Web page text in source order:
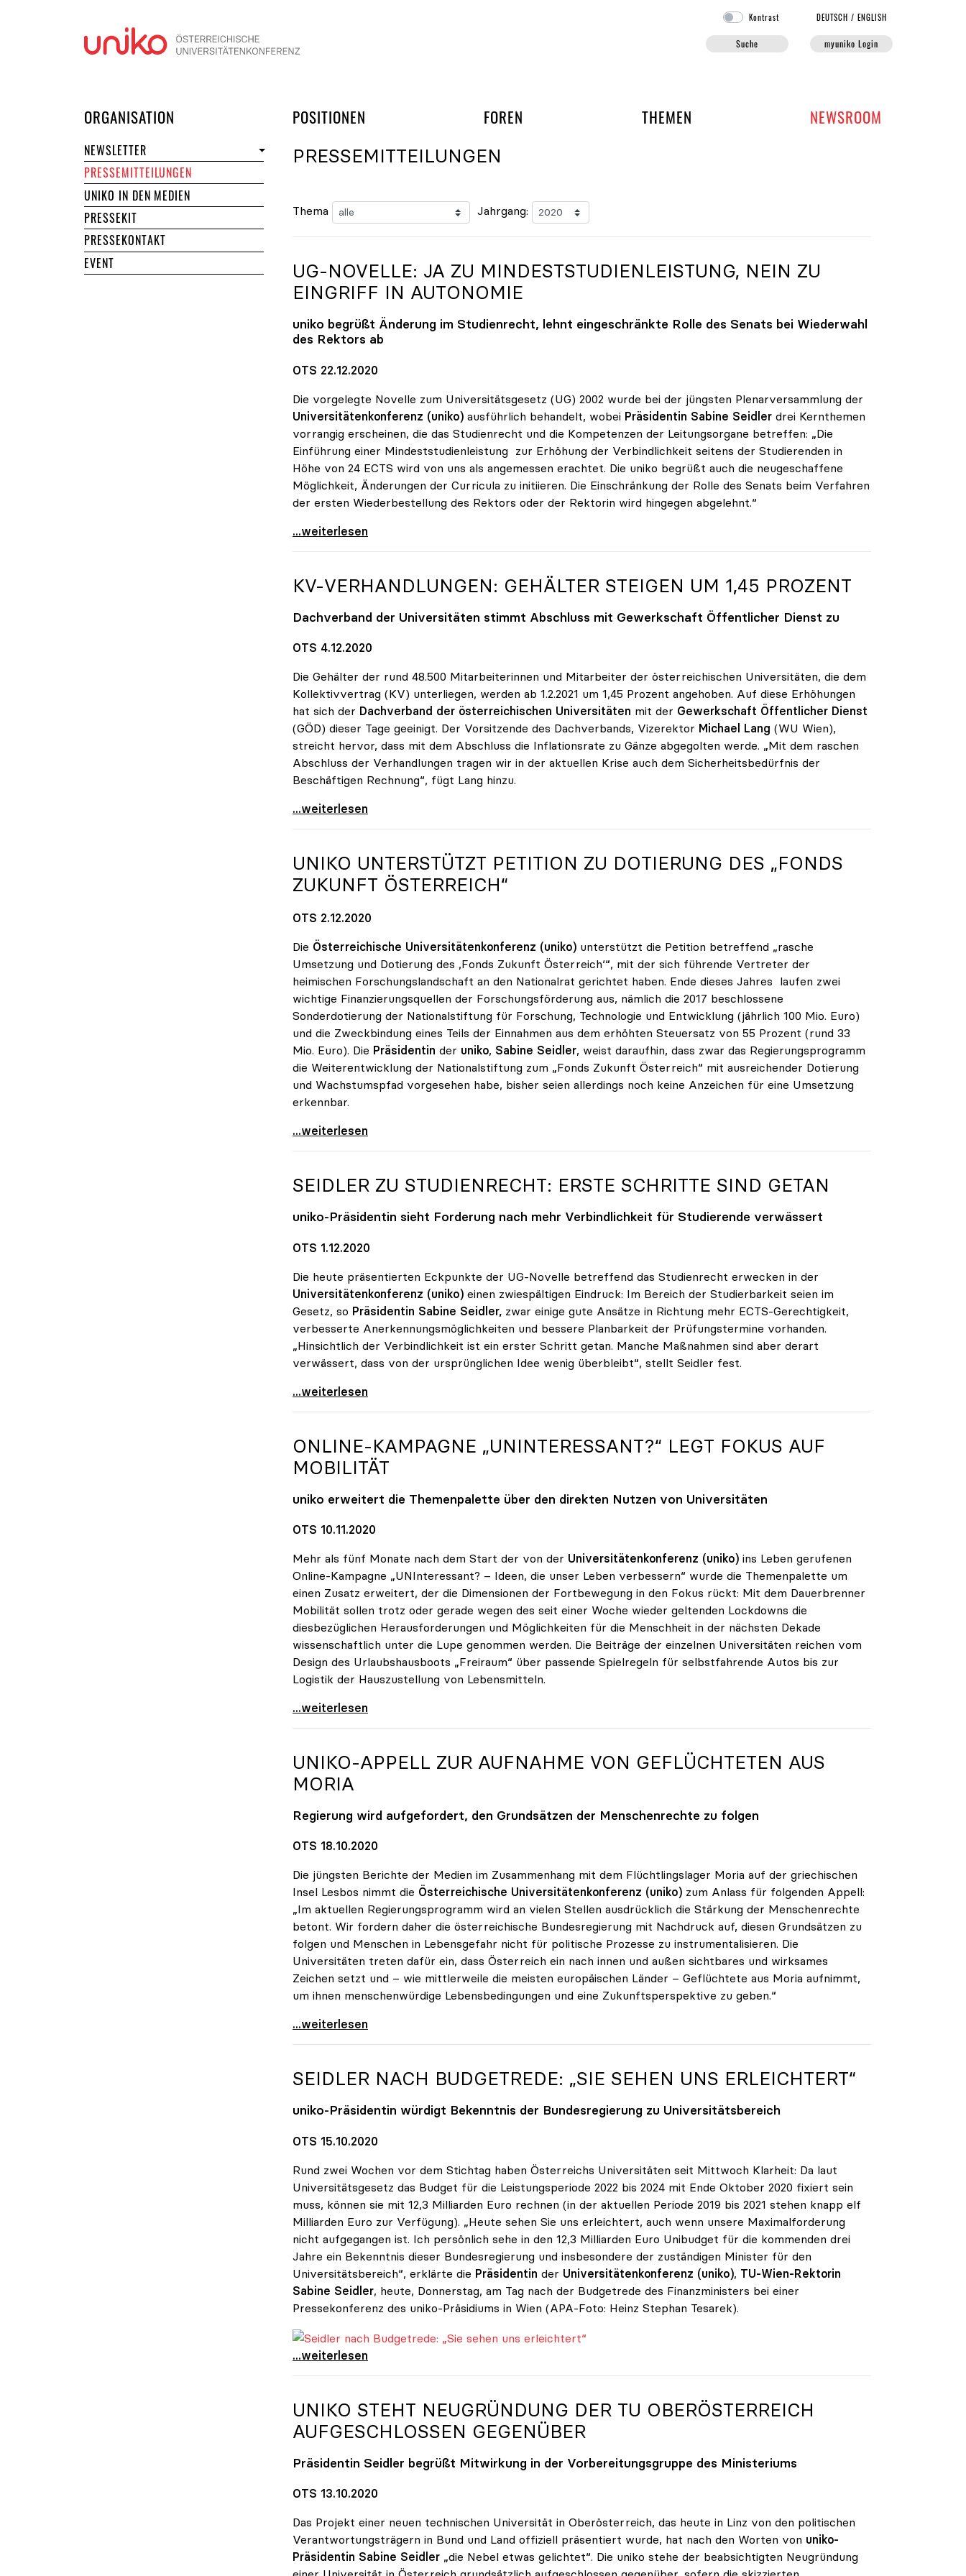
Kontrast DEUTSCH /ENGLISH
Suche myuniko Login
ORGANISATION POSITIONEN FOREN UND ARBEITSGRUPPEN DER UNIKO
THEMEN NEWSROOM
NEWSLETTER
PRESSEMITTEILUNGEN
UNIKO IN DEN MEDIEN
PRESSEKIT
PRESSEKONTAKT
EVENT
PRESSEMITTEILUNGEN
Thema Jahrgang:
UG-NOVELLE: JA ZU MINDESTSTUDIENLEISTUNG, NEIN ZU
EINGRIFF IN AUTONOMIE
uniko begrüßt Änderung im Studienrecht, lehnt eingeschränkte Rolle des Senats bei Wiederwahl
des Rektors ab
OTS 22.12.2020
Die vorgelegte Novelle zum Universitätsgesetz (UG) 2002 wurde bei der jüngsten Plenarversammlung der
Universitätenkonferenz (uniko) ausführlich behandelt, wobei Präsidentin Sabine Seidler drei Kernthemen
vorrangig erscheinen, die das Studienrecht und die Kompetenzen der Leitungsorgane betreffen: „Die
Einführung einer Mindeststudienleistung zur Erhöhung der Verbindlichkeit seitens der Studierenden in
Höhe von 24 ECTS wird von uns als angemessen erachtet. Die uniko begrüßt auch die neugeschaffene
Möglichkeit, Änderungen der Curricula zu initiieren. Die Einschränkung der Rolle des Senats beim Verfahren
der ersten Wiederbestellung des Rektors oder der Rektorin wird hingegen abgelehnt.“
UG-Novelle: Ja zu Mindeststudienleistung, nein zu
...weiterlesen
KV-VERHANDLUNGEN: GEHÄLTER STEIGEN UM 1,45 PROZENT
Dachverband der Universitäten stimmt Abschluss mit Gewerkschaft Öffentlicher Dienst zu
OTS 4.12.2020
Die Gehälter der rund 48.500 Mitarbeiterinnen und Mitarbeiter der österreichischen Universitäten, die dem
Kollektivvertrag (KV) unterliegen, werden ab 1.2.2021 um 1,45 Prozent angehoben. Auf diese Erhöhungen
hat sich der Dachverband der österreichischen Universitäten mit der Gewerkschaft Öffentlicher Dienst
(GÖD) dieser Tage geeinigt. Der Vorsitzende des Dachverbands, Vizerektor Michael Lang (WU Wien),
streicht hervor, dass mit dem Abschluss die Inflationsrate zu Gänze abgegolten werde. „Mit dem raschen
Abschluss der Verhandlungen tragen wir in der aktuellen Krise auch dem Sicherheitsbedürfnis der
Beschäftigen Rechnung“, fügt Lang hinzu.
KV-Verhandlungen: Gehälter steigen um 1,45 Prozent
...weiterlesen
UNIKO UNTERSTÜTZT PETITION ZU DOTIERUNG DES „FONDS
ZUKUNFT ÖSTERREICH“
OTS 2.12.2020
Die Österreichische Universitätenkonferenz (uniko) unterstützt die Petition betreffend „rasche
Umsetzung und Dotierung des ,Fonds Zukunft Österreich‘“, mit der sich führende Vertreter der
heimischen Forschungslandschaft an den Nationalrat gerichtet haben. Ende dieses Jahres laufen zwei
wichtige Finanzierungsquellen der Forschungsförderung aus, nämlich die 2017 beschlossene
Sonderdotierung der Nationalstiftung für Forschung, Technologie und Entwicklung (jährlich 100 Mio. Euro)
und die Zweckbindung eines Teils der Einnahmen aus dem erhöhten Steuersatz von 55 Prozent (rund 33
Mio. Euro). Die Präsidentin der uniko, Sabine Seidler, weist daraufhin, dass zwar das Regierungsprogramm
die Weiterentwicklung der Nationalstiftung zum „Fonds Zukunft Österreich“ mit ausreichender Dotierung
und Wachstumspfad vorgesehen habe, bisher seien allerdings noch keine Anzeichen für eine Umsetzung
erkennbar.
uniko unterstützt Petition zu Dotierung des „Fonds
...weiterlesen
SEIDLER ZU STUDIENRECHT: ERSTE SCHRITTE SIND GETAN
uniko-Präsidentin sieht Forderung nach mehr Verbindlichkeit für Studierende verwässert
OTS 1.12.2020
Die heute präsentierten Eckpunkte der UG-Novelle betreffend das Studienrecht erwecken in der
Universitätenkonferenz (uniko) einen zwiespältigen Eindruck: Im Bereich der Studierbarkeit seien im
Gesetz, so Präsidentin Sabine Seidler, zwar einige gute Ansätze in Richtung mehr ECTS-Gerechtigkeit,
verbesserte Anerkennungsmöglichkeiten und bessere Planbarkeit der Prüfungstermine vorhanden.
„Hinsichtlich der Verbindlichkeit ist ein erster Schritt getan. Manche Maßnahmen sind aber derart
verwässert, dass von der ursprünglichen Idee wenig überbleibt“, stellt Seidler fest.
Seidler zu Studienrecht: Erste Schritte sind getan
...weiterlesen
ONLINE-KAMPAGNE „UNINTERESSANT?“ LEGT FOKUS AUF
MOBILITÄT
uniko erweitert die Themenpalette über den direkten Nutzen von Universitäten
OTS 10.11.2020
Mehr als fünf Monate nach dem Start der von der Universitätenkonferenz (uniko) ins Leben gerufenen
Online-Kampagne „UNInteressant? – Ideen, die unser Leben verbessern“ wurde die Themenpalette um
einen Zusatz erweitert, der die Dimensionen der Fortbewegung in den Fokus rückt: Mit dem Dauerbrenner
Mobilität sollen trotz oder gerade wegen des seit einer Woche wieder geltenden Lockdowns die
diesbezüglichen Herausforderungen und Möglichkeiten für die Menschheit in der nächsten Dekade
wissenschaftlich unter die Lupe genommen werden. Die Beiträge der einzelnen Universitäten reichen vom
Design des Urlaubshausboots „Freiraum“ über passende Spielregeln für selbstfahrende Autos bis zur
Logistik der Hauszustellung von Lebensmitteln.
Online-Kampagne „UNInteressant?“ legt Fokus auf
...weiterlesen
UNIKO-APPELL ZUR AUFNAHME VON GEFLÜCHTETEN AUS
MORIA
Regierung wird aufgefordert, den Grundsätzen der Menschenrechte zu folgen
OTS 18.10.2020
Die jüngsten Berichte der Medien im Zusammenhang mit dem Flüchtlingslager Moria auf der griechischen
Insel Lesbos nimmt die Österreichische Universitätenkonferenz (uniko) zum Anlass für folgenden Appell:
„Im aktuellen Regierungsprogramm wird an vielen Stellen ausdrücklich die Stärkung der Menschenrechte
betont. Wir fordern daher die österreichische Bundesregierung mit Nachdruck auf, diesen Grundsätzen zu
folgen und Menschen in Lebensgefahr nicht für politische Prozesse zu instrumentalisieren. Die
Universitäten treten dafür ein, dass Österreich ein nach innen und außen sichtbares und wirksames
Zeichen setzt und – wie mittlerweile die meisten europäischen Länder – Geflüchtete aus Moria aufnimmt,
um ihnen menschenwürdige Lebensbedingungen und eine Zukunftsperspektive zu geben.“
uniko-Appell zur Aufnahme von Geflüchteten aus
...weiterlesen
SEIDLER NACH BUDGETREDE: „SIE SEHEN UNS ERLEICHTERT“
uniko-Präsidentin würdigt Bekenntnis der Bundesregierung zu Universitätsbereich
OTS 15.10.2020
Rund zwei Wochen vor dem Stichtag haben Österreichs Universitäten seit Mittwoch Klarheit: Da laut
Universitätsgesetz das Budget für die Leistungsperiode 2022 bis 2024 mit Ende Oktober 2020 fixiert sein
muss, können sie mit 12,3 Milliarden Euro rechnen (in der aktuellen Periode 2019 bis 2021 stehen knapp elf
Milliarden Euro zur Verfügung). „Heute sehen Sie uns erleichtert, auch wenn unsere Maximalforderung
nicht aufgegangen ist. Ich persönlich sehe in den 12,3 Milliarden Euro Unibudget für die kommenden drei
Jahre ein Bekenntnis dieser Bundesregierung und insbesondere der zuständigen Minister für den
Universitätsbereich“, erklärte die Präsidentin der Universitätenkonferenz (uniko), TU-Wien-Rektorin
Sabine Seidler, heute, Donnerstag, am Tag nach der Budgetrede des Finanzministers bei einer
Pressekonferenz des uniko-Präsidiums in Wien (APA-Foto: Heinz Stephan Tesarek).
Seidler nach Budgetrede: „Sie sehen uns erleichtert“
Seidler nach Budgetrede: „Sie sehen uns
...weiterlesen
UNIKO STEHT NEUGRÜNDUNG DER TU OBERÖSTERREICH
AUFGESCHLOSSEN GEGENÜBER
Präsidentin Seidler begrüßt Mitwirkung in der Vorbereitungsgruppe des Ministeriums
OTS 13.10.2020
Das Projekt einer neuen technischen Universität in Oberösterreich, das heute in Linz von den politischen
Verantwortungsträgern in Bund und Land offiziell präsentiert wurde, hat nach den Worten von uniko-
Präsidentin Sabine Seidler „die Nebel etwas gelichtet“. Die uniko stehe der beabsichtigten Neugründung